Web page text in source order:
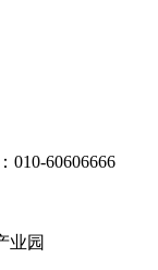
010-60606666
业园